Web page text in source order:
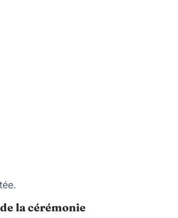
la cérémonie